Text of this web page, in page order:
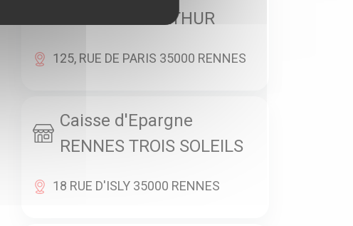
RENNES OBERTHUR
125, RUE DE PARIS 35000 RENNES
Caisse d'Epargne
RENNES TROIS SOLEILS
18 RUE D'ISLY 35000 RENNES